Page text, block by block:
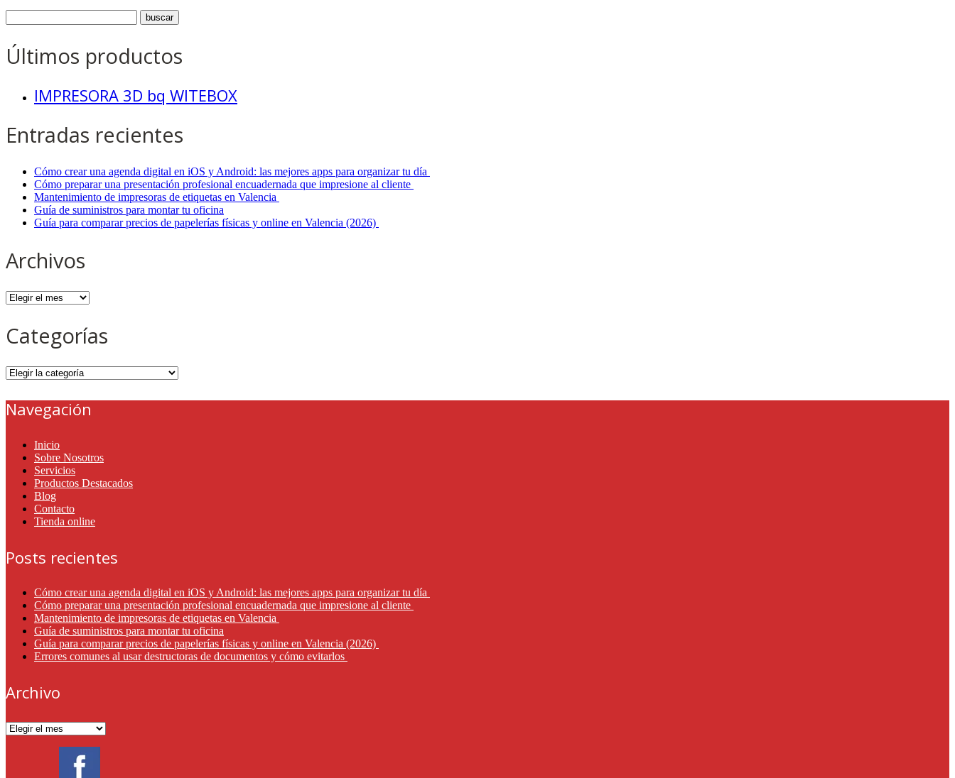
Últimos productos
IMPRESORA 3D bq WITEBOX
Entradas recientes
Cómo crear una agenda digital en iOS y Android: las mejores apps para organizar tu día
Cómo preparar una presentación profesional encuadernada que impresione al cliente
Mantenimiento de impresoras de etiquetas en Valencia
Guía de suministros para montar tu oficina
Guía para comparar precios de papelerías físicas y online en Valencia (2026)
Archivos
Archivos
Categorías
Categorías
Navegación
Inicio
Sobre Nosotros
Servicios
Productos Destacados
Blog
Contacto
Tienda online
Posts recientes
Cómo crear una agenda digital en iOS y Android: las mejores apps para organizar tu día
Cómo preparar una presentación profesional encuadernada que impresione al cliente
Mantenimiento de impresoras de etiquetas en Valencia
Guía de suministros para montar tu oficina
Guía para comparar precios de papelerías físicas y online en Valencia (2026)
Errores comunes al usar destructoras de documentos y cómo evitarlos
Archivo
Archivo